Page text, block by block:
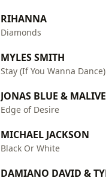
RIHANNA
Diamonds
MYLES SMITH
Stay (If You Wanna Dance)
JONAS BLUE & MALIVE
Edge of Desire
MICHAEL JACKSON
Black Or White
DAMIANO DAVID &